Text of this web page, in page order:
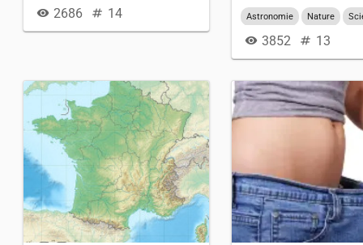
visibility 2686 numbers 14 Astronomie Nature
visibility 3852 numbers 13